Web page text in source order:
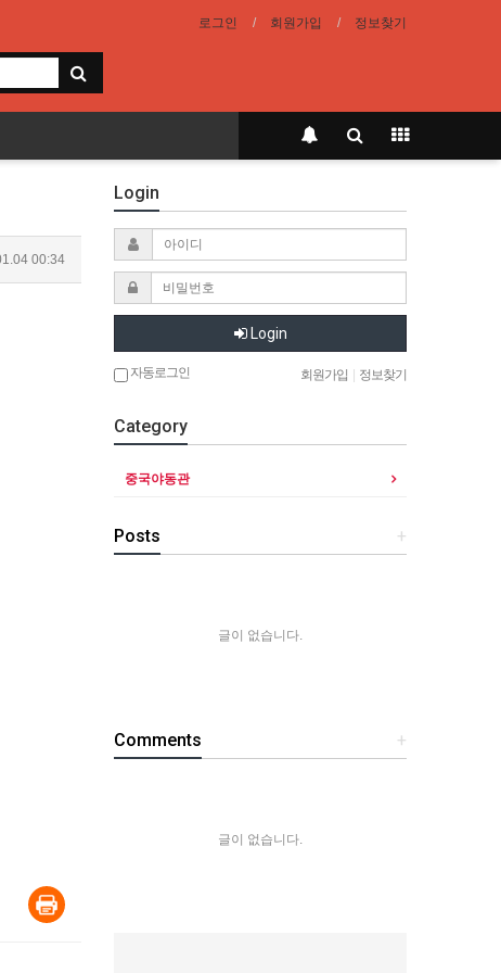
로그인 회원가입 정보찾기
00:34
Login
Login
자동로그인 회원가입 정보찾기
Category
중국야동관
+
Posts
글이 없습니다.
+
Comments
글이 없습니다.